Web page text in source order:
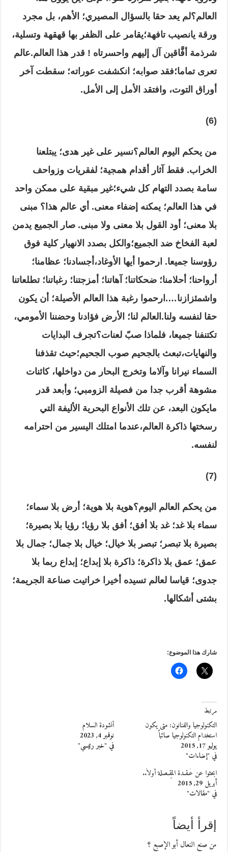
العالم؟لم يعد حقا بالسؤال المصيري؛ الأهم، بل مجرد
ورقة يانصيب تافهة؛يقامر على الظفر بها قهقهة وتسلية،
شرذمة أفَّاقين آل إليهم واحسرتاه ! قدر هذا العالم.عالم
تعرى تماما؛فقد صوابه؛ انكشفت عوراته؛ سقطت آخر
أوراق التوت، وافتقد الأمل إلى الأمل.
(6)
من يحكم اليوم العالم؟نسير على غير هدى؛ يبتلعنا
الخراب. فقط آثار أقدام همجية؛ لفقريات وزواحف
سامة بصدد التهام كل شيء؛غير مبقية على ممكن واحد
في هذا العالم؛ يمكنه إضفاء معنى. أي عالم هذا؟ مبنى
بلا معنى؛ أود القول بلا معنى ولا مبنى. صار الجميع يدمن
لعبة الفخاخ ضد الجميع؛والكل بصدد الانهيار كلية فوق
رؤوسنا جميعا. ارحموا أيها الأوغاد،أجسادنا؛ عظامنا؛
أرواحنا؛ أحلامنا؛ ضحكاتنا؛ آهاتنا؛ أمزجتنا؛ رغباتنا؛ تطلعاتنا
واشمئزازنا…. ارحموا رغبة هذا العالم الأصيلة؛ أن يكون
حقا لنفسه ولنا. العالم لنا؛ الأرض فؤادنا وحضننا الأمومي،
تكتنفنا جميعا، فلماذا صبّ لعنات؟تجرف البدايات
والنهايات،تبعث بالجحيم صوب الجحيم؛حيث تقذفنا
السماء نيرانا وآلاما وتخرج البحار من دواخلها، كائنات
مشوهة أقرب جدا من فصيلة الزومبي؛ وأبعد قدر
مايكون البعد، عن تلك الأنواع البحرية الأليفة التي
رسختها ذاكرة العالم،عندما امتلك اليسير من احترامه
لنفسه.
(7)
من يحكم العالم اليوم؟هوية بلا هوية؛ أرض بلا سماء؛
سماء بلا غد؛ غد بلا أفق؛ أفق بلا رؤيا؛ رؤيا بلا بصيرة؛
بصيرة بلا تبصر؛ تبصر بلا خيال؛ خيال بلا جمال؛ جمال بلا
عمق؛ عمق بلا ذاكرة؛ ذاكرة بلا إبداع؛ إبداع ربما بلا
جدوى؛ قياسا لعالم تسيده أخيرا خراتيت صناعة الجريمة؛
بشتى أشكالها.
شارك هذا الموضوع:
مرتبط
التكنولوجيا والفنانون: متى يكون
استخدام التكنولوجيا صائباً
يوليو 17, 2015
في "إضاءات"
أنشودة السلام
نوفمبر 4, 2023
في "خبر رئيسي"
ابحثوا عن عُـقـدة المِقـصلة أولاً..
أبريل 29, 2015
في "مقالات"
إقرأ أيضاً
من صنع النعال أبو الإصبع ؟